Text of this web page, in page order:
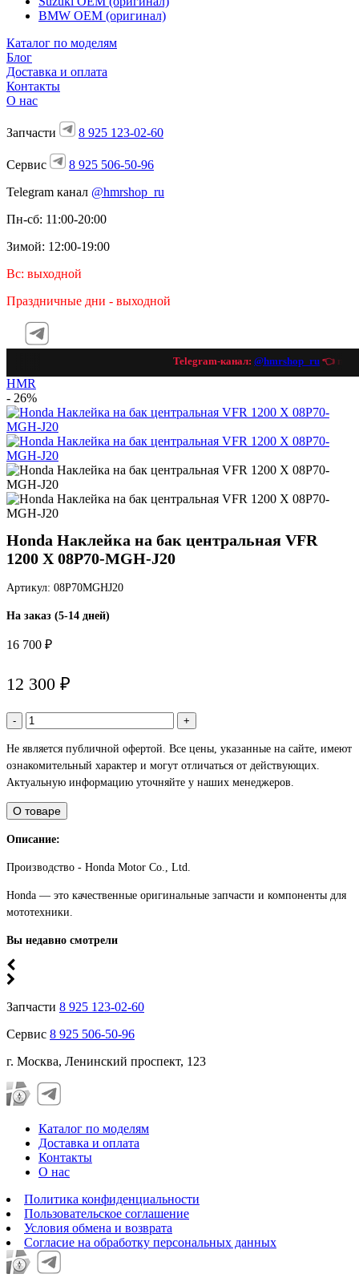
BMW OEM (оригинал)
Каталог по моделям
Блог
Доставка и оплата
Контакты
О нас
Запчасти 8 925 123-02-60
Сервис
8 925 506-50-96
Telegram канал @hmrshop_ru
Пн-сб: 11:00-20:00
Зимой: 12:00-19:00
Вс: выходной
Праздничные дни - выходной
Telegram-канал:@hmrshop_ru👈
HMR
- 26%
Honda Наклейка на бак центральная VFR
1200 X 08P70-MGH-J20
Артикул: 08P70MGHJ20
На заказ (5-14 дней)
16 700 ₽
12 300 ₽
- +
Не является публичной офертой. Все цены, указанные на сайте, имеют
ознакомительный характер и могут отличаться от действующих.
Актуальную информацию уточняйте у наших менеджеров.
О товаре
Описание:
Производство - Honda Motor Co., Ltd.
Honda — это качественные оригинальные запчасти и компоненты для
мототехники.
Вы недавно смотрели
Запчасти 8 925 123-02-60
Сервис 8 925 506-50-96
г. Москва, Ленинский проспект, 123
Каталог по моделям
Доставка и оплата
Контакты
О нас
Политика конфиденциальности
Пользовательское соглашение
Условия обмена и возврата
Согласие на обработку персональных данных